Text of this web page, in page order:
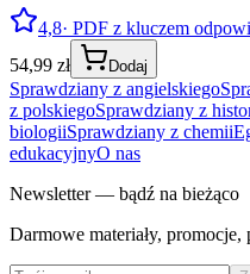
4,8· PDF z kluczem
54,99 zł
Dodaj
Sprawdziany z angielskiego
z polskiegoSprawdziany z
biologiiSprawdziany z chemii
edukacyjnyO nas
Newsletter — bądź na bieżąco
Darmowe materiały, promocje,